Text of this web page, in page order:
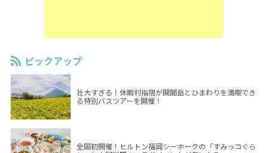
ピックアップ
壮大すぎる！休暇村指宿が開聞岳とひまわりを満喫でき
る特別バスツアーを開催！
全国初開催！ヒルトン福岡シーホークの「すみっコぐら